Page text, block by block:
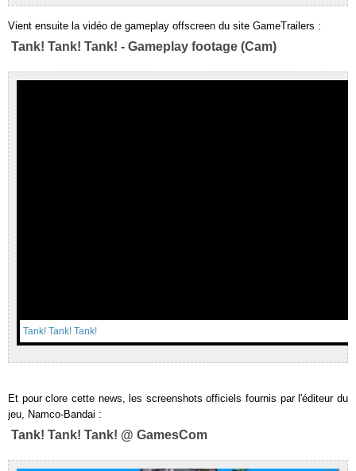
Vient ensuite la vidéo de gameplay offscreen du site GameTrailers :
Tank! Tank! Tank! - Gameplay footage (Cam)
Tank! Tank! Tank!
Et pour clore cette news, les screenshots officiels fournis par l'éditeur du
jeu, Namco-Bandai :
Tank! Tank! Tank! @ GamesCom